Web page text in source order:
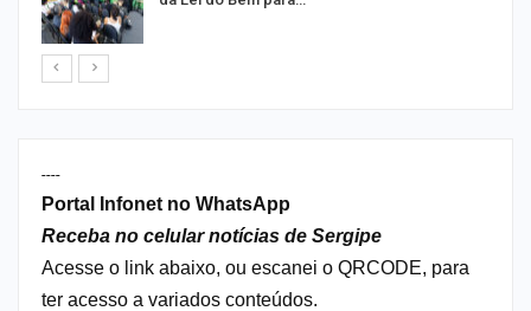
----
Portal Infonet no WhatsApp
Receba no celular notícias de Sergipe
Acesse o link abaixo, ou escanei o QRCODE, para
ter acesso a variados conteúdos.